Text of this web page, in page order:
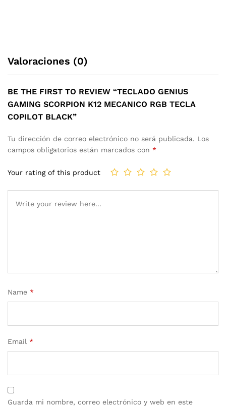
Valoraciones (0)
BE THE FIRST TO REVIEW “TECLADO GENIUS
GAMING SCORPION K12 MECANICO RGB TECLA
COPILOT BLACK”
Tu dirección de correo electrónico no será publicada. Los
campos obligatorios están marcados con *
Your rating of this product
Name *
Email *
Guarda mi nombre, correo electrónico y web en este